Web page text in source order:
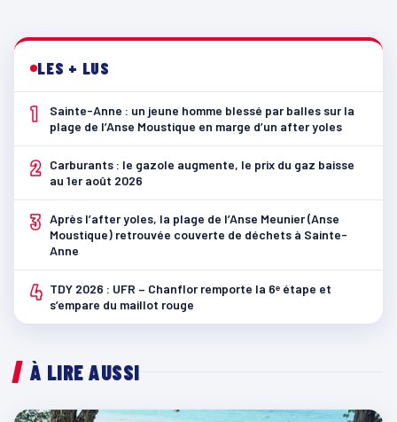
LES + LUS
1
Sainte-Anne : un jeune homme blessé par balles sur la
plage de l’Anse Moustique en marge d’un after yoles
2
Carburants : le gazole augmente, le prix du gaz baisse
au 1er août 2026
3 Après l’after yoles, la plage de l’Anse Meunier (Anse
Moustique) retrouvée couverte de déchets à Sainte-
Anne
4 TDY 2026 : UFR – Chanflor remporte la 6ᵉ étape et
s’empare du maillot rouge
À LIRE AUSSI